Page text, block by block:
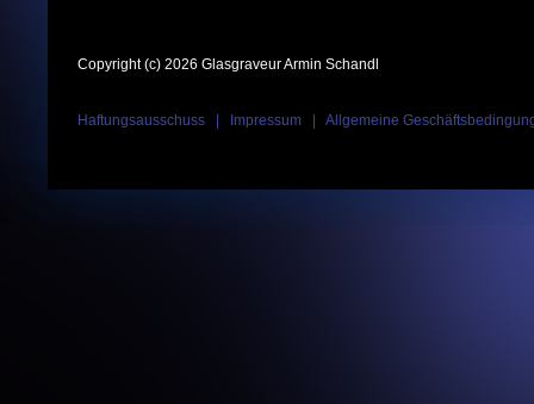
Copyright (c) 2026 Glasgraveur Armin Schandl
Haftungsausschuss Impressum Allgemeine